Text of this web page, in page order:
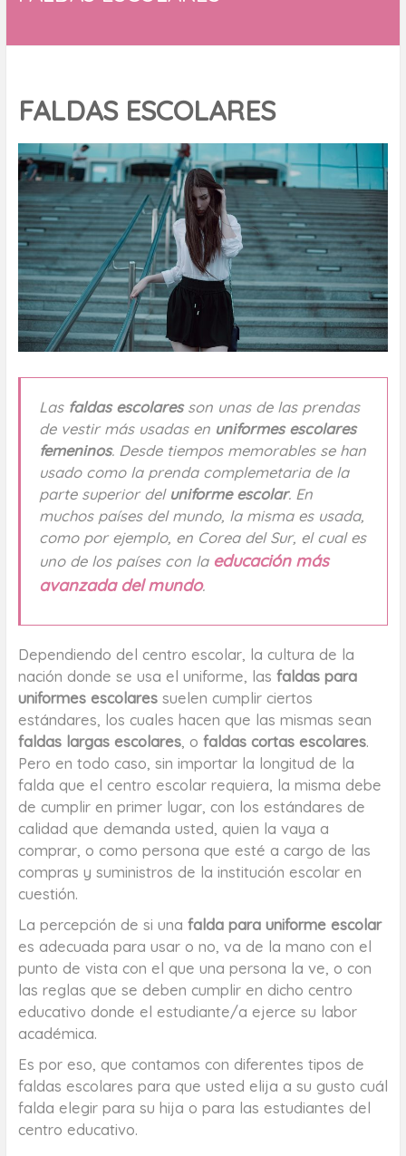
FALDAS ESCOLARES
Las faldas escolaresson unas de las prendas
de vestir más usadas en uniformes escolares
femeninos. Desde tiempos memorables se han
usado como la prenda complemetaria de la
parte superior del uniforme escolar. En
muchos países del mundo, la misma es usada,
como por ejemplo, en Corea del Sur, el cual es
uno de los países con la educación más
avanzada del mundo.
Dependiendo del centro escolar, la cultura de la
nación donde se usa el uniforme, las faldas para
uniformes escolares suelen cumplir ciertos
estándares, los cuales hacen que las mismas sean
faldas largas escolares, o faldas cortas escolares.
Pero en todo caso, sin importar la longitud de la
falda que el centro escolar requiera, la misma debe
de cumplir en primer lugar, con los estándares de
calidad que demanda usted, quien la vaya a
comprar, o como persona que esté a cargo de las
compras y suministros de la institución escolar en
cuestión.
La percepción de si una falda para uniforme escolar
es adecuada para usar o no, va de la mano con el
punto de vista con el que una persona la ve, o con
las reglas que se deben cumplir en dicho centro
educativo donde el estudiante/a ejerce su labor
académica.
Es por eso, que contamos con diferentes tipos de
faldas escolares para que usted elija a su gusto cuál
falda elegir para su hija o para las estudiantes del
centro educativo.